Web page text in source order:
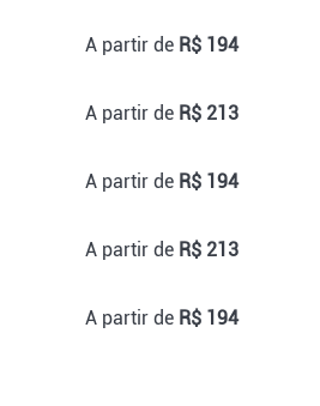
A partir de R$ 194
A partir de R$ 213
A partir de R$ 194
A partir de R$ 213
A partir de R$ 194